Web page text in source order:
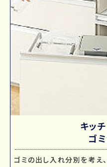
キッ
ゴ
ゴミの出し入れ分別を考え